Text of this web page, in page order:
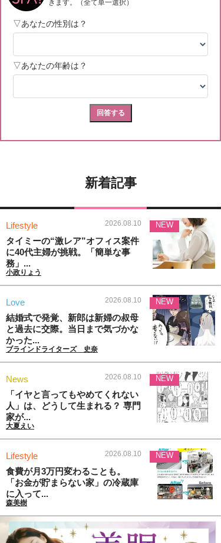
新着記事
Lifestyle 2026.08.10
タイミーの“激レア”オフィス案件
に40代主婦が挑戦。「簡単な事
務」...
小政りょう
NEW
Love 2026.08.10
結婚式で発覚、新郎は新婦の叔母
と過去に交際。当日まで気づかな
かった...
ブラインドライターズ 史奈
NEW
News 2026.08.10
「イヤと言ってもやめてくれない
人」は、どうして生まれる？ 専門
家が...
大夏えい
NEW
Lifestyle 2026.08.10
食費が月3万円変わることも。
「お金が貯まらない家」の冷蔵庫
に入って...
森美樹
NEW